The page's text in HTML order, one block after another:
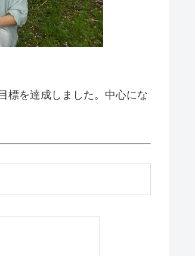
標を達成しました。中心にな